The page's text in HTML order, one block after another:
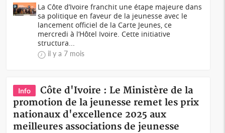
La Côte d’Ivoire franchit une étape majeure dans
sa politique en faveur de la jeunesse avec le
lancement officiel de la Carte Jeunes, ce
mercredi à l’Hôtel Ivoire. Cette initiative
structura...
il y a 7 mois
Info
Côte d'Ivoire : Le Ministère de la
promotion de la jeunesse remet les prix
nationaux d'excellence 2025 aux
meilleures associations de jeunesse